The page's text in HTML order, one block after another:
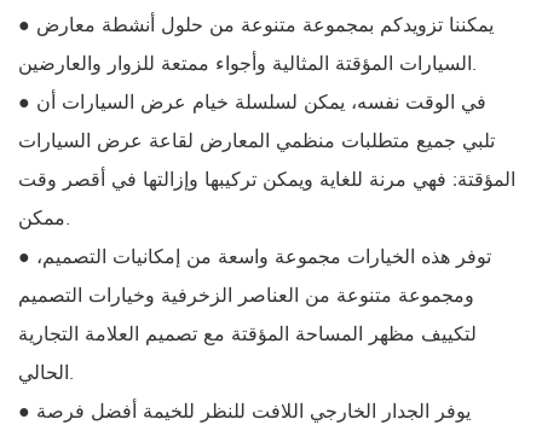
● يمكننا تزويدكم بمجموعة متنوعة من حلول أنشطة معارض
السيارات المؤقتة المثالية وأجواء ممتعة للزوار والعارضين.
● في الوقت نفسه، يمكن لسلسلة خيام عرض السيارات أن
تلبي جميع متطلبات منظمي المعارض لقاعة عرض السيارات
المؤقتة: فهي مرنة للغاية ويمكن تركيبها وإزالتها في أقصر وقت
ممكن.
● توفر هذه الخيارات مجموعة واسعة من إمكانيات التصميم،
ومجموعة متنوعة من العناصر الزخرفية وخيارات التصميم
لتكييف مظهر المساحة المؤقتة مع تصميم العلامة التجارية
الحالي.
● يوفر الجدار الخارجي اللافت للنظر للخيمة أفضل فرصة